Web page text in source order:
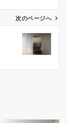
次のページへ